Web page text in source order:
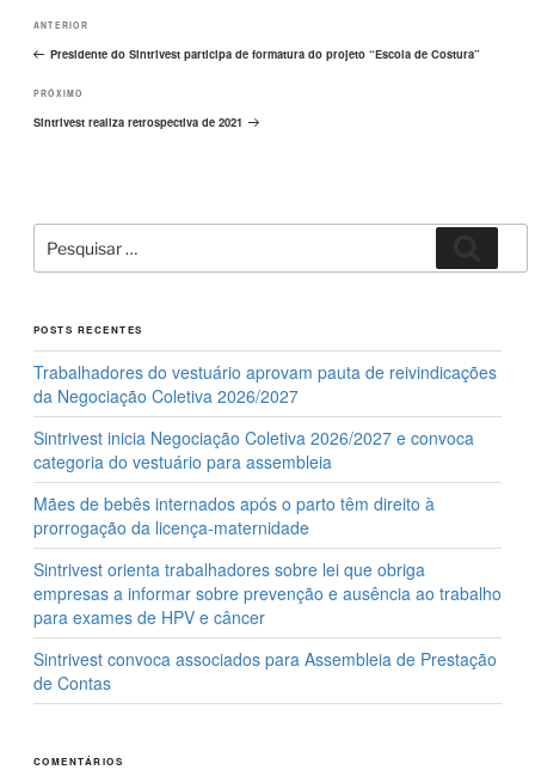
o
k
de
Post
Post
anterior
ANTERIOR
Presidente do Sintrivest participa de formatura do projeto “Escola de Costura”
Próximo
post
PRÓXIMO
Sintrivest realiza retrospectiva de 2021
Pesquisar
por:
POSTS RECENTES
Trabalhadores do vestuário aprovam pauta de reivindicações
da Negociação Coletiva 2026/2027
Sintrivest inicia Negociação Coletiva 2026/2027 e convoca
categoria do vestuário para assembleia
Mães de bebês internados após o parto têm direito à
prorrogação da licença-maternidade
Sintrivest orienta trabalhadores sobre lei que obriga
empresas a informar sobre prevenção e ausência ao trabalho
para exames de HPV e câncer
Sintrivest convoca associados para Assembleia de Prestação
de Contas
COMENTÁRIOS